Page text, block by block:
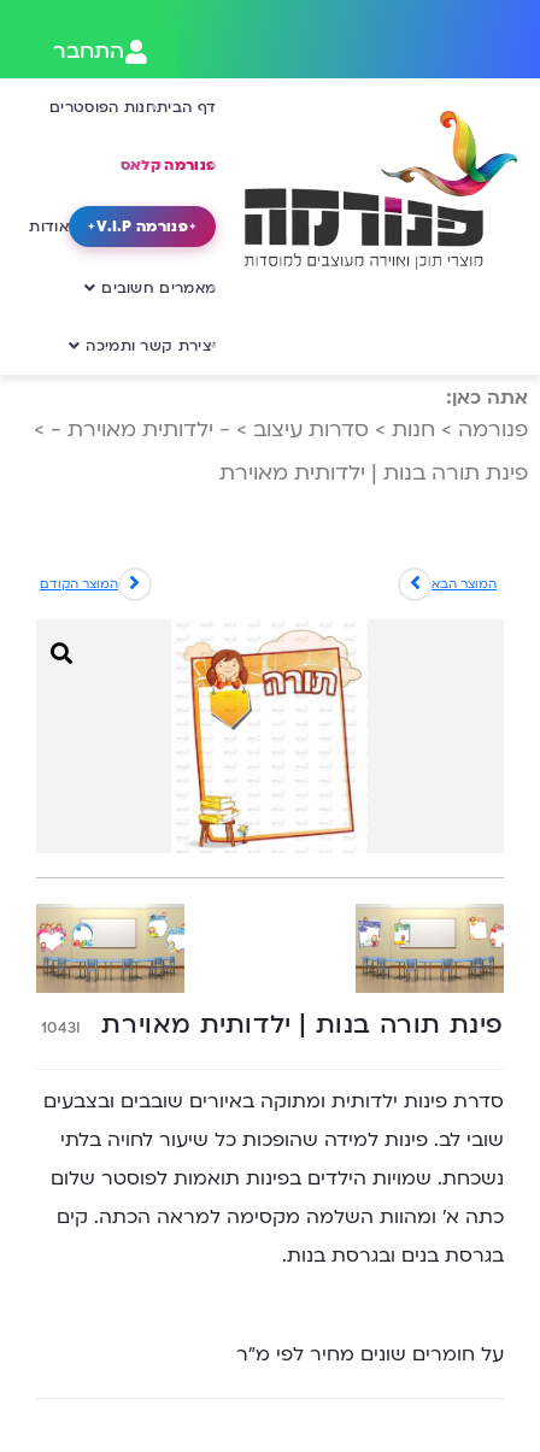
התחבר
דף הביתחנות הפוסטרים
פנורמה קלאס
פנורמה V.I.P אודות
מאמרים חשובים
יצירת קשר ותמיכה
אתה כאן:
פנורמה > חנות > סדרות עיצוב > - ילדותית מאוירת - >
פינת תורה בנות | ילדותית מאוירת
המוצר הקודם המוצר הבא
פינת תורה בנות | ילדותית מאוירת 1043I
סדרת פינות ילדותית ומתוקה באיורים שובבים ובצבעים
שובי לב. פינות למידה שהופכות כל שיעור לחויה בלתי
נשכחת. שמויות הילדים בפינות תואמות לפוסטר שלום
כתה א’ ומהוות השלמה מקסימה למראה הכתה. קים
בגרסת בנים ובגרסת בנות.
על חומרים שונים מחיר לפי מ”ר